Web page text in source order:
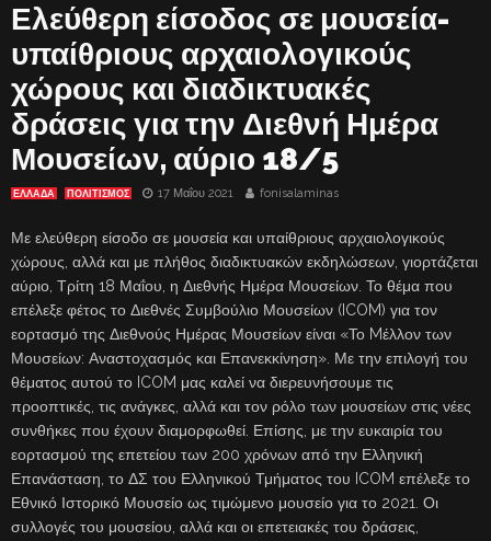
Ελεύθερη είσοδος σε μουσεία-
υπαίθριους αρχαιολογικούς
χώρους και διαδικτυακές
δράσεις για την Διεθνή Ημέρα
Μουσείων, αύριο 18/5
ΕΛΛΑΔΑ ΠΟΛΙΤΙΣΜΟΣ 17 Μαΐου 2021 fonisalaminas
Με ελεύθερη είσοδο σε μουσεία και υπαίθριους αρχαιολογικούς
χώρους, αλλά και με πλήθος διαδικτυακών εκδηλώσεων, γιορτάζεται
αύριο, Τρίτη 18 Μαΐου, η Διεθνής Ημέρα Μουσείων. Το θέμα που
επέλεξε φέτος το Διεθνές Συμβούλιο Μουσείων (ICOM) για τον
εορτασμό της Διεθνούς Ημέρας Μουσείων είναι «Το Mέλλον των
Μουσείων: Αναστοχασμός και Επανεκκίνηση». Με την επιλογή του
θέματος αυτού το ICOM μας καλεί να διερευνήσουμε τις
προοπτικές, τις ανάγκες, αλλά και τον ρόλο των μουσείων στις νέες
συνθήκες που έχουν διαμορφωθεί. Επίσης, με την ευκαιρία του
εορτασμού της επετείου των 200 χρόνων από την Ελληνική
Επανάσταση, το ΔΣ του Ελληνικού Τμήματος του ICOM επέλεξε το
Εθνικό Ιστορικό Μουσείο ως τιμώμενο μουσείο για το 2021. Οι
συλλογές του μουσείου, αλλά και οι επετειακές του δράσεις,